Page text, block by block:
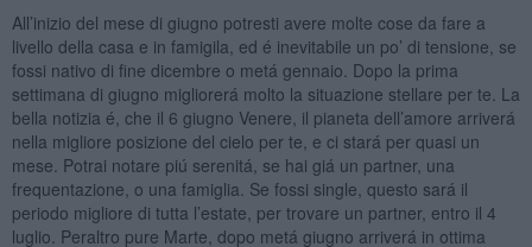
All’inizio del mese di giugno potresti avere molte cose da fare a
livello della casa e in famigila, ed é inevitabile un po’ di tensione, se
fossi nativo di fine dicembre o metá gennaio. Dopo la prima
settimana di giugno migliorerá molto la situazione stellare per te. La
bella notizia é, che il 6 giugno Venere, il pianeta dell’amore arriverá
nella migliore posizione del cielo per te, e ci stará per quasi un
mese. Potrai notare piú serenitá, se hai giá un partner, una
frequentazione, o una famiglia. Se fossi single, questo sará il
periodo migliore di tutta l’estate, per trovare un partner, entro il 4
luglio. Peraltro pure Marte, dopo metá giugno arriverá in ottima